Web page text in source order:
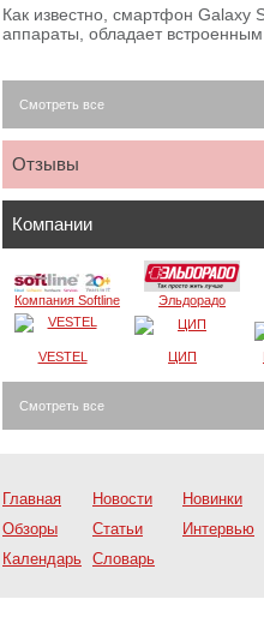
Как известно, смартфон Galaxy
аппараты, обладает
Смотреть все
Отзывы
Компании
Компания Softline Эльдорадо
VESTEL ЦИП
Смотреть все
Главная Новости
Новинки
Обзоры
Статьи
Интервью
Календарь Словарь